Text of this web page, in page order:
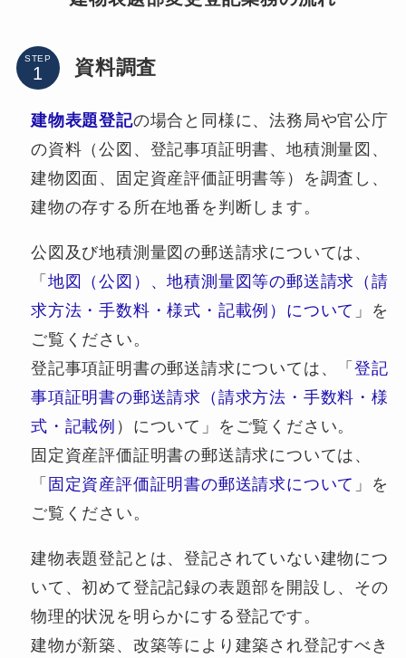
STEP 資料調査
建物表題登記の場合と同様に、法務局や官公庁
の資料（公図、登記事項証明書、地積測量図、
建物図面、固定資産評価証明書等）を調査し、
建物の存する所在地番を判断します。
公図及び地積測量図の郵送請求については、
「 地図（公図）、地積測量図等の郵送請求（請
求方法・手数料・様式・記載例）について 」を
ご覧ください。
登記事項証明書の郵送請求については、「登記
事項証明書の郵送請求（請求方法・手数料・様
式・記載例 ）について」をご覧ください。
固定資産評価証明書の郵送請求については、
「 固定資産評価証明書の郵送請求について 」を
ご覧ください。
建物表題登記とは、登記されていない建物につ
いて、初めて登記記録の表題部を開設し、その
物理的状況を明らかにする登記です。
建物が新築、改築等により建築され登記すべき